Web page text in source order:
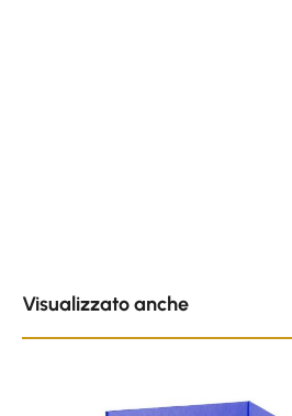
Visualizzato anche